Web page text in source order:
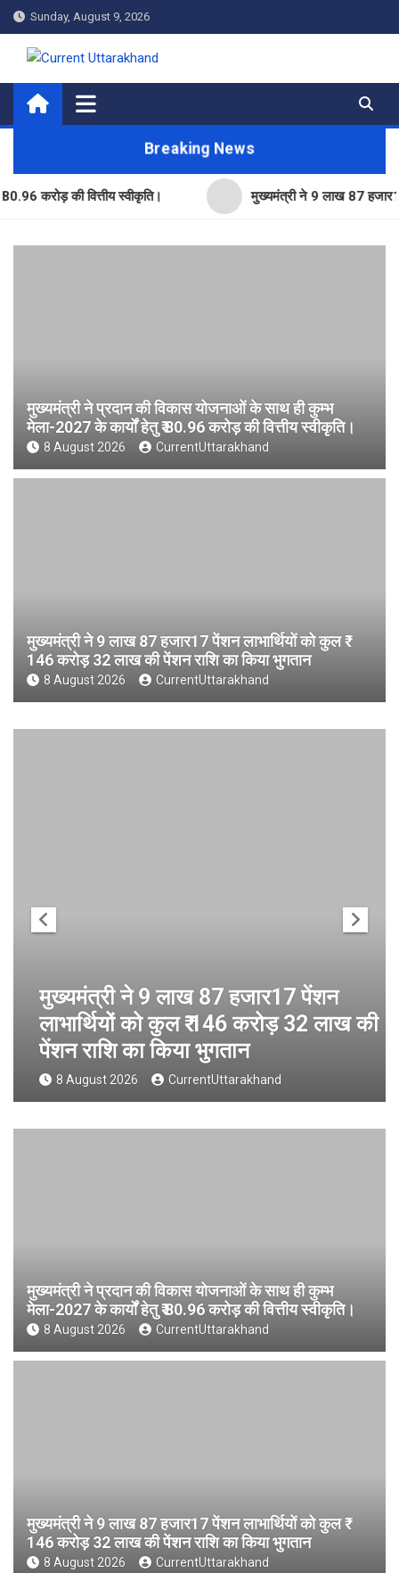
Skip
to
content
Sunday, August 9, 2026
Current Uttarakhand
Breaking News
की वित्तीय स्वीकृति। मुख्यमंत्री ने 9 लाख 87 हजार17 पेंशन
मुख्यमंत्री ने प्रदान की विकास योजनाओं के साथ ही कुम्भ
मेला-2027 के कार्यों हेतु ₹ 80.96 करोड़ की वित्तीय स्वीकृति।
8 August 2026 CurrentUttarakhand
मुख्यमंत्री ने 9 लाख 87 हजार17 पेंशन लाभार्थियों को कुल ₹
146 करोड़ 32 लाख की पेंशन राशि का किया भुगतान
8 August 2026 CurrentUttarakhand
मुख्यमंत्री ने 9 लाख 87 हजार17 पेंशन
लाभार्थियों को कुल ₹ 146 करोड़ 32 लाख की
पेंशन राशि का किया भुगतान
8 August 2026 CurrentUttarakhand
मुख्यमंत्री ने प्रदान की विकास योजनाओं के साथ ही कुम्भ
मेला-2027 के कार्यों हेतु ₹ 80.96 करोड़ की वित्तीय स्वीकृति।
8 August 2026 CurrentUttarakhand
मुख्यमंत्री ने 9 लाख 87 हजार17 पेंशन लाभार्थियों को कुल ₹
146 करोड़ 32 लाख की पेंशन राशि का किया भुगतान
8 August 2026 CurrentUttarakhand